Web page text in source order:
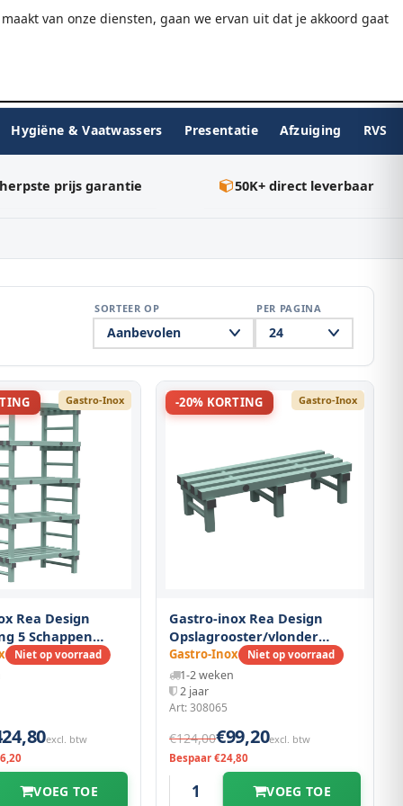
van onze diensten, gaan we ervan uit dat je akkoord gaat
★★★★★9.7/10WebwinkelKeur Gratis verzending v.a. €75
Hygiëne & Vaatwassers Presentatie Afzuiging RVS
prijs garantie 50K+ direct leverbaar
SORTEER OP PER PAGINA
Gastro-Inox
Rea Design
5 Schappen
Niet op voorraad
excl. btw
VOEG TOE
-20% KORTING Gastro-Inox
Gastro-inox Rea Design
Opslagrooster/vlonder
1000(l)x400(d)x250(h)mm
Gastro-Inox Niet op voorraad
1-2 weken
2 jaar
Art: 308065
€124,00€99,20excl. btw
Bespaar €24,80
VOEG TOE